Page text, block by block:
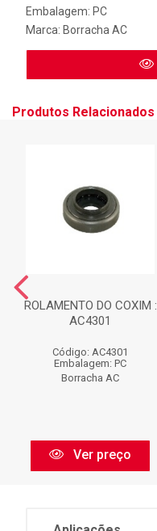
Embalagem: PC
Marca: Borracha AC
Produtos Relacionados
ROLAMENTO DO COXIM :
AC4301
Código: AC4301
Embalagem: PC
Borracha AC
Ver preço